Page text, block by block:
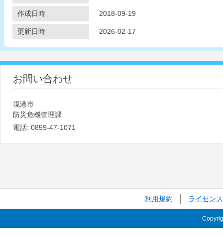
作成日時 2018-09-19
更新日時 2026-02-17
お問い合わせ
境港市
防災危機管理課
電話: 0859-47-1071
利用規約 ライセン